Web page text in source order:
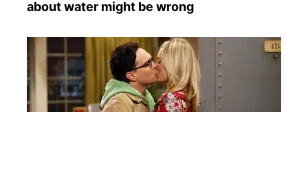
about water might be wrong